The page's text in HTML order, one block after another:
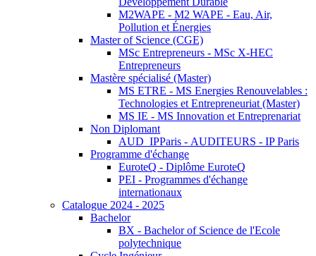
M2WAPE - M2 WAPE - Eau, Air,
Pollution et Énergies
Master of Science (CGE)
MSc Entrepreneurs - MSc X-HEC
Entrepreneurs
Mastère spécialisé (Master)
MS ETRE - MS Energies Renouvelables :
Technologies et Entrepreneuriat (Master)
MS IE - MS Innovation et Entreprenariat
Non Diplomant
AUD_IPParis - AUDITEURS - IP Paris
Programme d'échange
EuroteQ - Diplôme EuroteQ
PEI - Programmes d'échange
internationaux
Catalogue 2024 - 2025
Bachelor
BX - Bachelor of Science de l'Ecole
polytechnique